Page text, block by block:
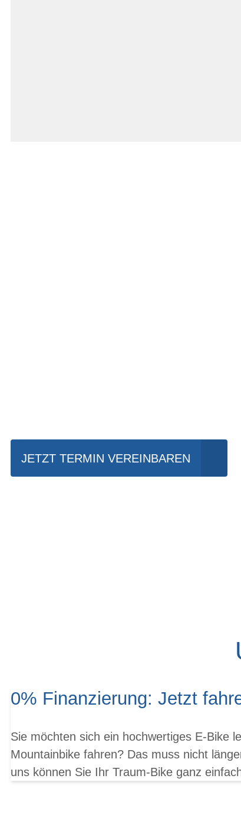
JETZT TERMIN VEREINBAREN
0% Finanzierung: Jetzt
Sie möchten sich ein hochwertiges E-Bike
Mountainbike fahren? Das muss nicht
uns können Sie Ihr Traum-Bike ganz